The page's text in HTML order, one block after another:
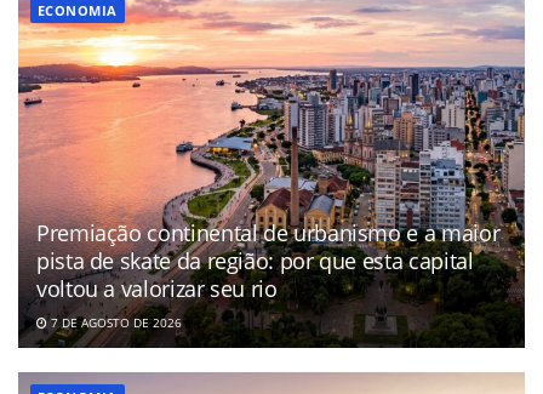
ECONOMIA
Premiação continental de urbanismo e a maior
pista de skate da região: por que esta capital
voltou a valorizar seu rio
7 DE AGOSTO DE 2026